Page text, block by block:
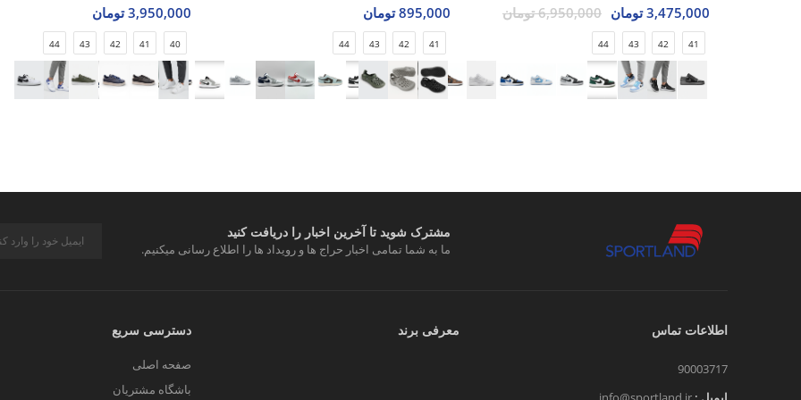
3,475,000 تومان 6,950,000 تومان
41
42
43
44
895,000 تومان
41
42
43
44
3,950,000 تومان
40
41
42
43
44
مشترک شوید تا آخرین اخبار را دریافت کنید
ما به شما تمامی اخبار حراج ها و رویداد ها را اطلاع رسانی میکنیم.
اطلاعات تماس
90003717
معرفی برند دسترسی سریع
صفحه اصلی
باشگاه مشتریان